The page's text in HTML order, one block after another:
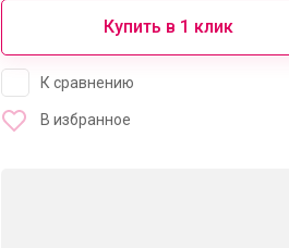
Купить в 1 клик
К сравнению
В избранное